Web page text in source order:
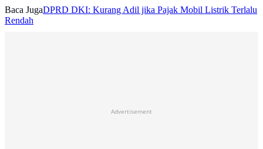
Baca JugaDPRD DKI: Kurang Adil jika Pajak Mobil Listrik Terlalu
Rendah
Advertisement